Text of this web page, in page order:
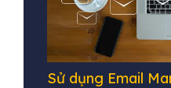
Sử dụng Email